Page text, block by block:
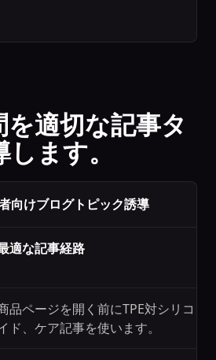
適切な記事タ
ます。
向けブログトピック誘導
適な記事経路
品ページを開く前にTPE対シリコン
ド、ケア記事を使います。